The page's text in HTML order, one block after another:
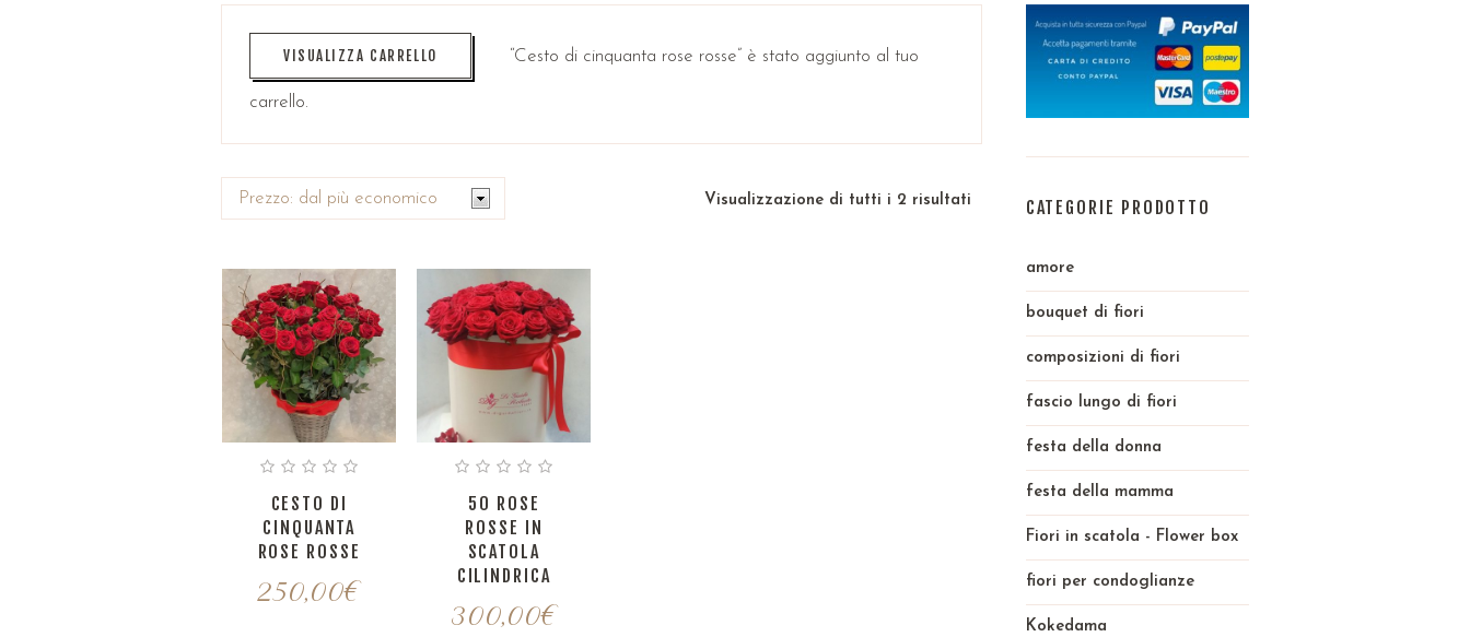
VISUALIZZA CARRELLO “Cesto di cinquanta rose rosse” è stato aggiunto al tuo
carrello.
Visualizzazione di tutti i 2 risultati
CESTO DI
CINQUANTA
ROSE ROSSE
250,00€
50 ROSE
ROSSE IN
SCATOLA
CILINDRICA
300,00€
CATEGORIE PRODOTTO
amore
bouquet di fiori
composizioni di fiori
fascio lungo di fiori
festa della donna
festa della mamma
Fiori in scatola - Flower box
fiori per condoglianze
Kokedama